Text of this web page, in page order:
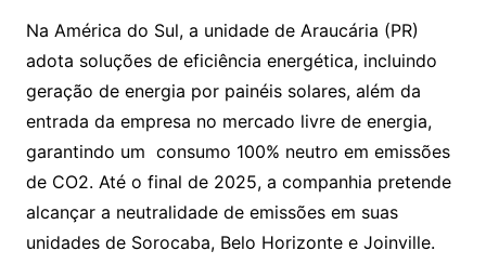
Na América do Sul, a unidade de Araucária (PR)
adota soluções de eficiência energética, incluindo
geração de energia por painéis solares, além da
entrada da empresa no mercado livre de energia,
garantindo um consumo 100% neutro em emissões
de CO2. Até o final de 2025, a companhia pretende
alcançar a neutralidade de emissões em suas
unidades de Sorocaba, Belo Horizonte e Joinville.